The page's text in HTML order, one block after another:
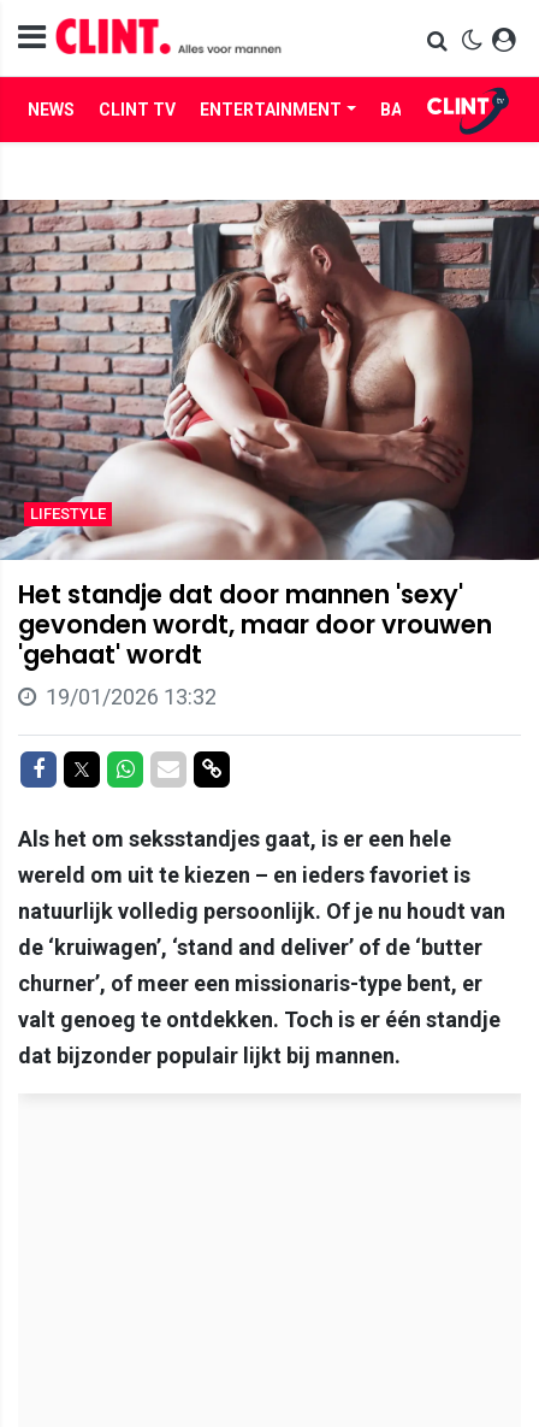
NEWS CLINT TV ENTERTAINMENT BABES LIFE
LIFESTYLE
Het standje dat door mannen 'sexy'
gevonden wordt, maar door vrouwen
'gehaat' wordt
19/01/2026 13:32
Delen op Facebook
Delen op Twitter
Delen op Whatsapp
Delen via Mail
Delen via link
Als het om seksstandjes gaat, is er een hele
wereld om uit te kiezen – en ieders favoriet is
natuurlijk volledig persoonlijk. Of je nu houdt van
de ‘kruiwagen’, ‘stand and deliver’ of de ‘butter
churner’, of meer een missionaris-type bent, er
valt genoeg te ontdekken. Toch is er één standje
dat bijzonder populair lijkt bij mannen.